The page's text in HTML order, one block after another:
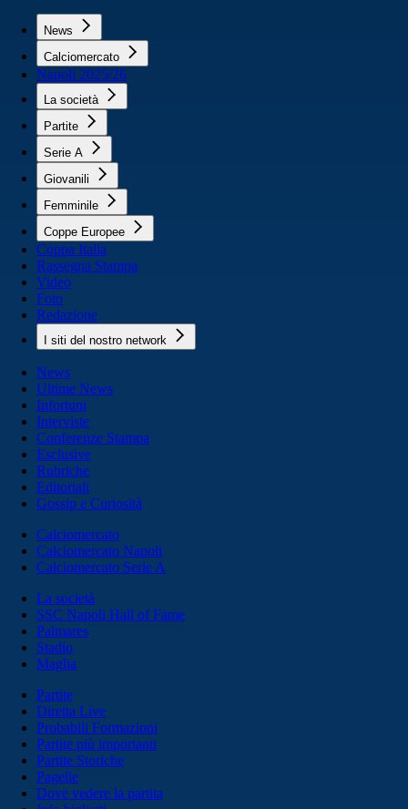
News
Calciomercato
Napoli 2025/26
La società
Partite
Serie A
Giovanili
Femminile
Coppe Europee
Coppa Italia
Rassegna Stampa
Video
Foto
Redazione
I siti del nostro network
News
Ultime News
Infortuni
Interviste
Conferenze Stampa
Esclusive
Rubriche
Editoriali
Gossip e Curiosità
Calciomercato
Calciomercato Napoli
Calciomercato Serie A
La società
SSC Napoli Hall of Fame
Palmares
Stadio
Maglia
Partite
Diretta Live
Probabili Formazioni
Partite più importanti
Partite Storiche
Pagelle
Dove vedere la partita